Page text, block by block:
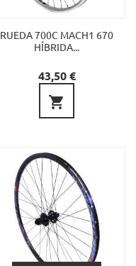
RUEDA 700C MACH1 670
HÍBRIDA...
Precio
43,50 €
